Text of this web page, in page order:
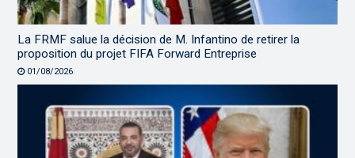
La FRMF salue la décision de M. Infantino de retirer la
proposition du projet FIFA Forward Entreprise
01/08/2026